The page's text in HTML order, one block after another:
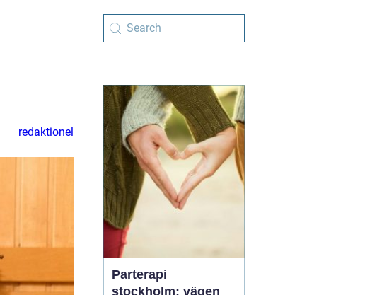
redaktionel
Parterapi
stockholm: vägen